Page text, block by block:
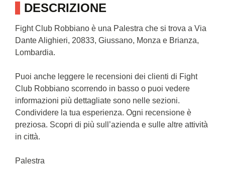
DESCRIZIONE
Fight Club Robbiano è una Palestra che si trova a Via
Dante Alighieri, 20833, Giussano, Monza e Brianza,
Lombardia.
Puoi anche leggere le recensioni dei clienti di Fight
Club Robbiano scorrendo in basso o puoi vedere
informazioni più dettagliate sono nelle sezioni.
Condividere la tua esperienza. Ogni recensione è
preziosa. Scopri di più sull’azienda e sulle altre attività
in città.
Palestra